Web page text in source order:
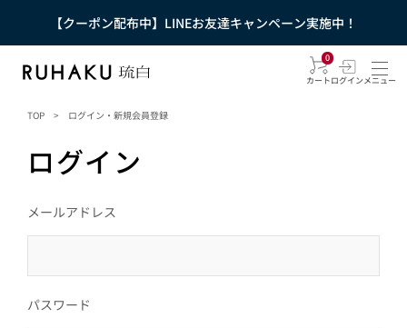
【クーポン配布中】LINEお友達キャンペーン実施中！
0
カートログインメニュー
TOP > ログイン・新規会員登録
ログイン
メールアドレス
パスワード